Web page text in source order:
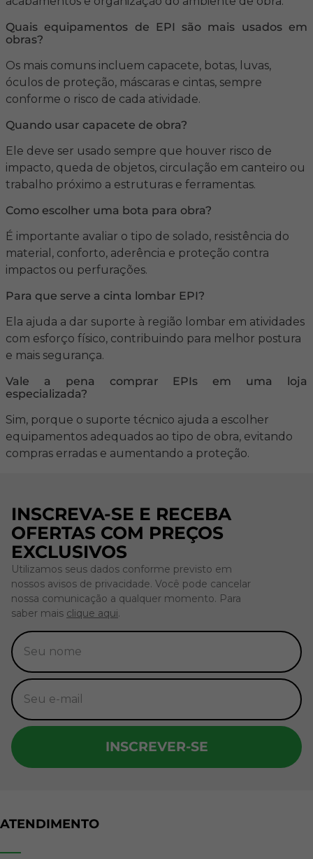
Quais equipamentos de EPI são mais usados em
obras?
Os mais comuns incluem capacete, botas, luvas,
óculos de proteção, máscaras e cintas, sempre
conforme o risco de cada atividade.
Quando usar capacete de obra?
Ele deve ser usado sempre que houver risco de
impacto, queda de objetos, circulação em canteiro ou
trabalho próximo a estruturas e ferramentas.
Como escolher uma bota para obra?
É importante avaliar o tipo de solado, resistência do
material, conforto, aderência e proteção contra
impactos ou perfurações.
Para que serve a cinta lombar EPI?
Ela ajuda a dar suporte à região lombar em atividades
com esforço físico, contribuindo para melhor postura
e mais segurança.
Vale a pena comprar EPIs em uma loja
especializada?
Sim, porque o suporte técnico ajuda a escolher
equipamentos adequados ao tipo de obra, evitando
compras erradas e aumentando a proteção.
INSCREVA-SE E RECEBA
OFERTAS COM PREÇOS
EXCLUSIVOS
Utilizamos seus dados conforme previsto em
nossos avisos de privacidade. Você pode cancelar
nossa comunicação a qualquer momento. Para
saber mais clique aqui.
INSCREVER-SE
ATENDIMENTO